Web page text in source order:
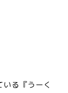
る『うーく